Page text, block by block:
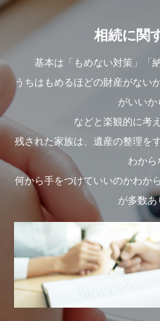
相続に関
基本は「もめない対策」「
うちはもめるほどの財産がない
がいいか
などと楽観的に考
残された家族は、遺産の整理を
わから
何から手をつけていいのかわか
が多数あ